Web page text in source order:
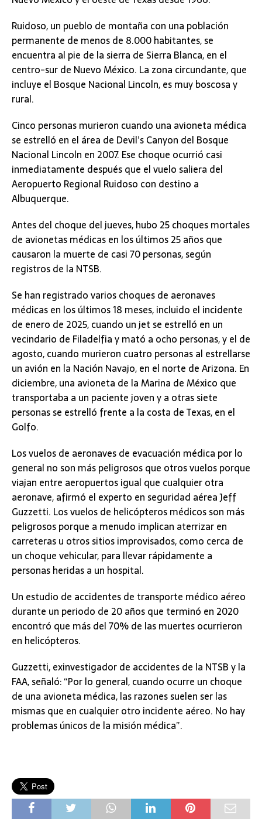
Ruidoso, un pueblo de montaña con una población
permanente de menos de 8.000 habitantes, se
encuentra al pie de la sierra de Sierra Blanca, en el
centro-sur de Nuevo México. La zona circundante, que
incluye el Bosque Nacional Lincoln, es muy boscosa y
rural.
Cinco personas murieron cuando una avioneta médica
se estrelló en el área de Devil’s Canyon del Bosque
Nacional Lincoln en 2007. Ese choque ocurrió casi
inmediatamente después que el vuelo saliera del
Aeropuerto Regional Ruidoso con destino a
Albuquerque.
Antes del choque del jueves, hubo 25 choques mortales
de avionetas médicas en los últimos 25 años que
causaron la muerte de casi 70 personas, según
registros de la NTSB.
Se han registrado varios choques de aeronaves
médicas en los últimos 18 meses, incluido el incidente
de enero de 2025, cuando un jet se estrelló en un
vecindario de Filadelfia y mató a ocho personas, y el de
agosto, cuando murieron cuatro personas al estrellarse
un avión en la Nación Navajo, en el norte de Arizona. En
diciembre, una avioneta de la Marina de México que
transportaba a un paciente joven y a otras siete
personas se estrelló frente a la costa de Texas, en el
Golfo.
Los vuelos de aeronaves de evacuación médica por lo
general no son más peligrosos que otros vuelos porque
viajan entre aeropuertos igual que cualquier otra
aeronave, afirmó el experto en seguridad aérea Jeff
Guzzetti. Los vuelos de helicópteros médicos son más
peligrosos porque a menudo implican aterrizar en
carreteras u otros sitios improvisados, como cerca de
un choque vehicular, para llevar rápidamente a
personas heridas a un hospital.
Un estudio de accidentes de transporte médico aéreo
durante un periodo de 20 años que terminó en 2020
encontró que más del 70% de las muertes ocurrieron
en helicópteros.
Guzzetti, exinvestigador de accidentes de la NTSB y la
FAA, señaló: “Por lo general, cuando ocurre un choque
de una avioneta médica, las razones suelen ser las
mismas que en cualquier otro incidente aéreo. No hay
problemas únicos de la misión médica”.